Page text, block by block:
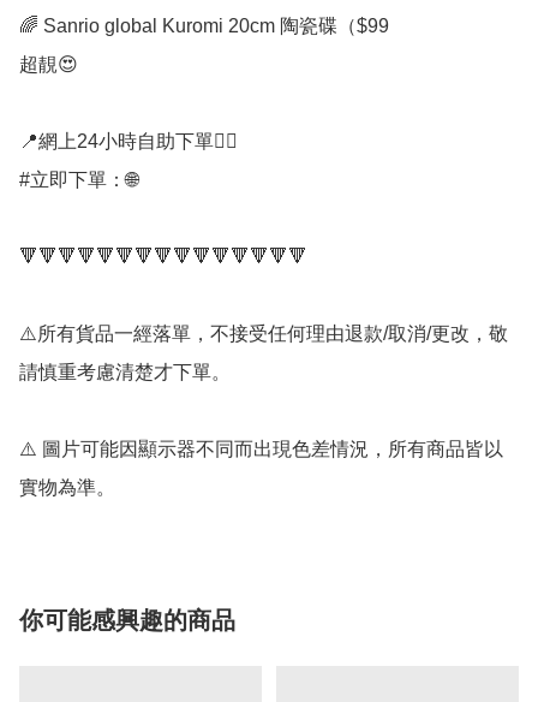
🌈 Sanrio global Kuromi 20cm 陶瓷碟（$99
超靚😍
📍網上24小時自助下單👍🏻
#立即下單：🌐
🔻🔻🔻🔻🔻🔻🔻🔻🔻🔻🔻🔻🔻🔻🔻
⚠️所有貨品一經落單，不接受任何理由退款/取消/更改，敬
請慎重考慮清楚才下單。
⚠️ 圖片可能因顯示器不同而出現色差情況，所有商品皆以
實物為準。
你可能感興趣的商品